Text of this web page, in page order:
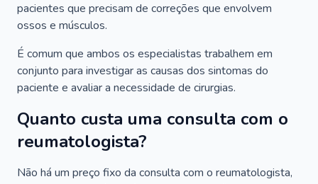
pacientes que precisam de correções que envolvem
ossos e músculos.
É comum que ambos os especialistas trabalhem em
conjunto para investigar as causas dos sintomas do
paciente e avaliar a necessidade de cirurgias.
Quanto custa uma consulta com o
reumatologista?
Não há um preço fixo da consulta com o reumatologista,